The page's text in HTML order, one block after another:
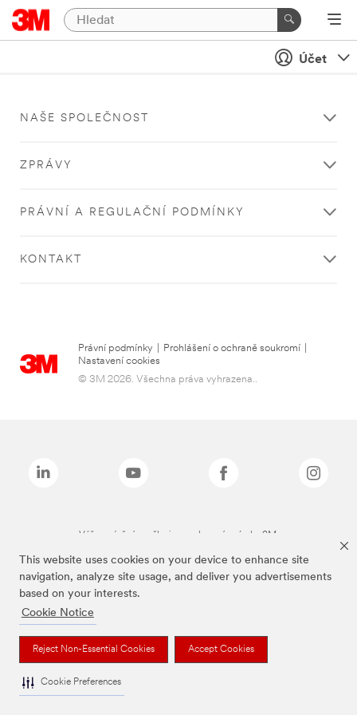
This website uses cookies on your device to enhance site
navigation, analyze site usage, and deliver you advertisements
based on your interests.
Cookie Notice
Reject Non-Essential Cookies Accept Cookies
Cookie Preferences
Účet
NAŠE SPOLEČNOST
ZPRÁVY
PRÁVNÍ A REGULAČNÍ PODMÍNKY
KONTAKT
Právní podmínky Prohlášení o ochraně soukromí
Nastavení cookies
© 3M 2026. Všechna práva vyhrazena..
Výše zmíněné značky jsou ochranné známky 3M.